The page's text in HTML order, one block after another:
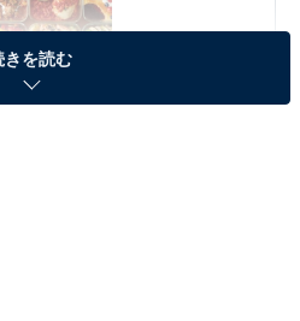
レシピBOOK 限定カラーの
きを読む